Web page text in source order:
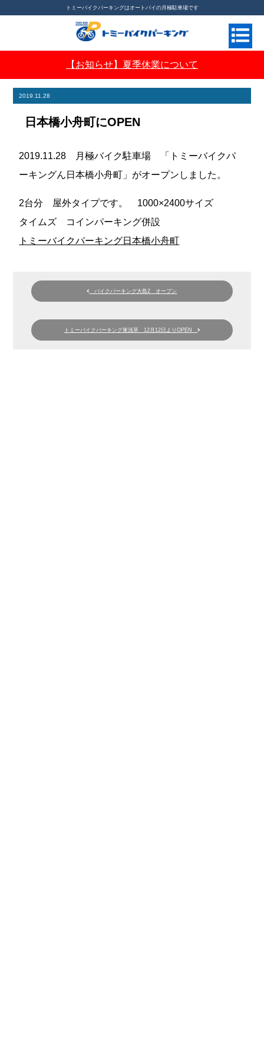
トミーバイクパーキングはオートバイの月極駐車場です
【お知らせ】夏季休業について
月極バイク駐車場ならトミーバイクパーキング>お知らせ>日本橋小舟町にOPEN
2019.11.28
日本橋小舟町にOPEN
2019.11.28 月極バイク駐車場 「トミーバイクパ
ーキングん日本橋小舟町」がオープンしました。
2台分 屋外タイプです。 1000×2400サイズ
タイムズ コインパーキング併設
トミーバイクパーキング日本橋小舟町
バイクパーキング大島2 オープン
トミーバイクパーキング東浅草 12月12日よりOPEN